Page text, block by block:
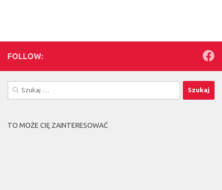
FOLLOW:
Szukaj:
TO MOŻE CIĘ ZAINTERESOWAĆ